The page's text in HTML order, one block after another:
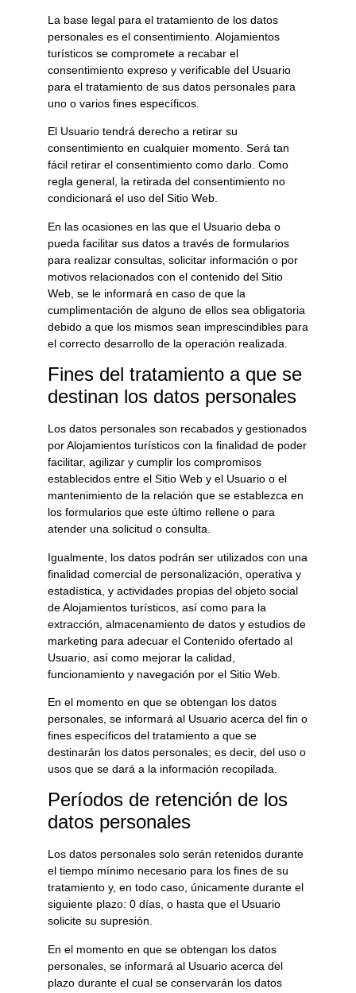
La base legal para el tratamiento de los datos
personales es el consentimiento. Alojamientos
turísticos se compromete a recabar el
consentimiento expreso y verificable del Usuario
para el tratamiento de sus datos personales para
uno o varios fines específicos.
El Usuario tendrá derecho a retirar su
consentimiento en cualquier momento. Será tan
fácil retirar el consentimiento como darlo. Como
regla general, la retirada del consentimiento no
condicionará el uso del Sitio Web.
En las ocasiones en las que el Usuario deba o
pueda facilitar sus datos a través de formularios
para realizar consultas, solicitar información o por
motivos relacionados con el contenido del Sitio
Web, se le informará en caso de que la
cumplimentación de alguno de ellos sea obligatoria
debido a que los mismos sean imprescindibles para
el correcto desarrollo de la operación realizada.
Fines del tratamiento a que se
destinan los datos personales
Los datos personales son recabados y gestionados
porAlojamientos turísticos con la finalidad de poder
facilitar, agilizar y cumplir los compromisos
establecidos entre el Sitio Web y el Usuario o el
mantenimiento de la relación que se establezca en
los formularios que este último rellene o para
atender una solicitud o consulta.
Igualmente, los datos podrán ser utilizados con una
finalidad comercial de personalización, operativa y
estadística, y actividades propias del objeto social
deAlojamientos turísticos , así como para la
extracción, almacenamiento de datos y estudios de
marketing para adecuar el Contenido ofertado al
Usuario, así como mejorar la calidad,
funcionamiento y navegación por el Sitio Web.
En el momento en que se obtengan los datos
personales, se informará al Usuario acerca del fin o
fines específicos del tratamiento a que se
destinarán los datos personales; es decir, del uso o
usos que se dará a la información recopilada.
Períodos de retención de los
datos personales
Los datos personales solo serán retenidos durante
el tiempo mínimo necesario para los fines de su
tratamiento y, en todo caso, únicamente durante el
siguiente plazo: 0 días, o hasta que el Usuario
solicite su supresión.
En el momento en que se obtengan los datos
personales, se informará al Usuario acerca del
plazo durante el cual se conservarán los datos